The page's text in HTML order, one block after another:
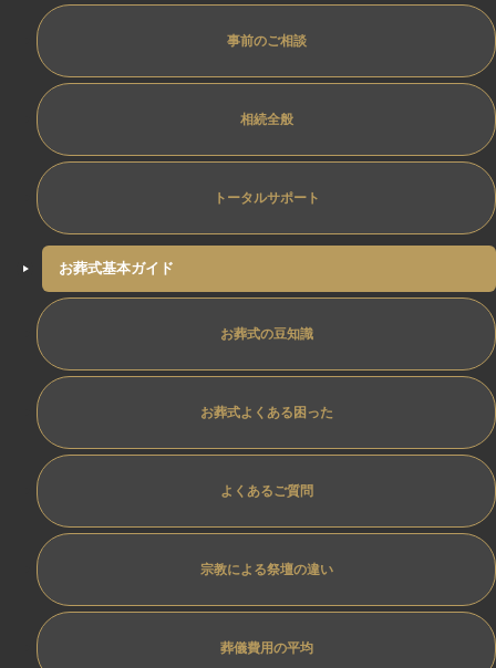
事前のご相談
相続全般
トータルサポート
お葬式基本ガイド
お葬式の豆知識
お葬式よくある困った
よくあるご質問
宗教による祭壇の違い
葬儀費用の平均